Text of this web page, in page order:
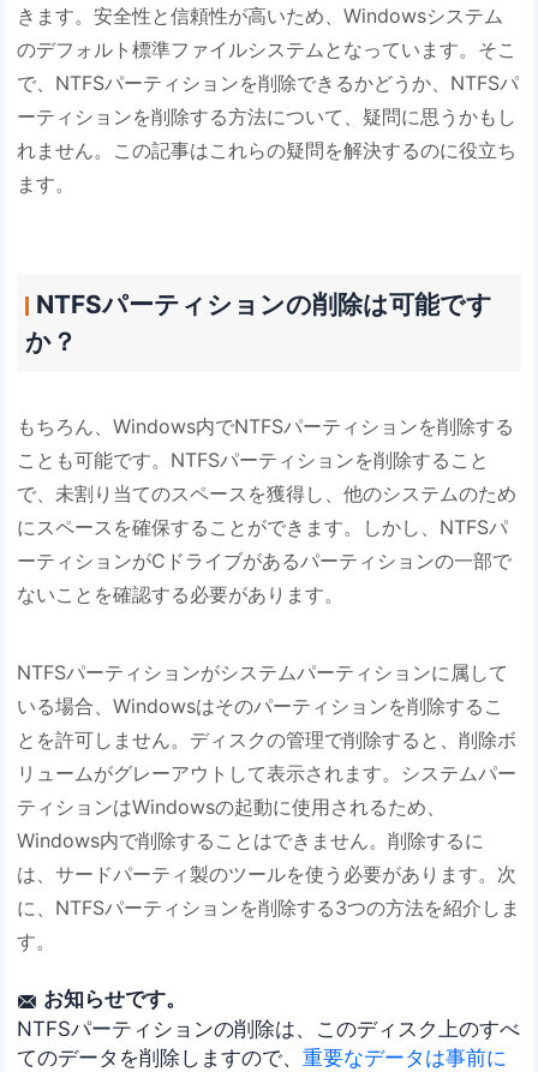
きます。安全性と信頼性が高いため、Windowsシステム
のデフォルト標準ファイルシステムとなっています。そこ
で、NTFSパーティションを削除できるかどうか、NTFSパ
ーティションを削除する方法について、疑問に思うかもし
れません。この記事はこれらの疑問を解決するのに役立ち
ます。
NTFSパーティションの削除は可能です
か？
もちろん、Windows内でNTFSパーティションを削除する
ことも可能です。NTFSパーティションを削除すること
で、未割り当てのスペースを獲得し、他のシステムのため
にスペースを確保することができます。しかし、NTFSパ
ーティションがCドライブがあるパーティションの一部で
ないことを確認する必要があります。
NTFSパーティションがシステムパーティションに属して
いる場合、Windowsはそのパーティションを削除するこ
とを許可しません。ディスクの管理で削除すると、削除ボ
リュームがグレーアウトして表示されます。システムパー
ティションはWindowsの起動に使用されるため、
Windows内で削除することはできません。削除するに
は、サードパーティ製のツールを使う必要があります。次
に、NTFSパーティションを削除する3つの方法を紹介しま
す。
 お知らせです。
NTFSパーティションの削除は、このディスク上のすべ
てのデータを削除しますので、重要なデータは事前に